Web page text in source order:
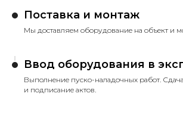
Поставка и монтаж
Мы доставляем оборудование на объект и
Ввод оборудования в
Выполнение пуско-наладочных работ.
и подписание актов.